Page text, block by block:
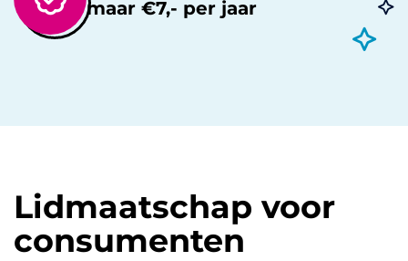
maar €7,- per jaar
Lidmaatschap voor
consumenten